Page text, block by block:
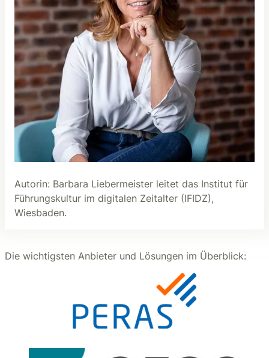
Autorin: Barbara Liebermeister leitet das Institut für
Führungskultur im digitalen Zeitalter (IFIDZ),
Wiesbaden.
Die wichtigsten Anbieter und Lösungen im Überblick: